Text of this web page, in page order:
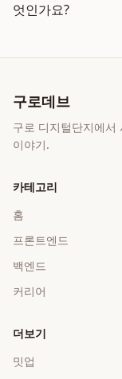
엇인가요?
구로데브
구로 디지털단지에서
이야기.
카테고리
홈
프론트엔드
백엔드
커리어
더보기
밋업